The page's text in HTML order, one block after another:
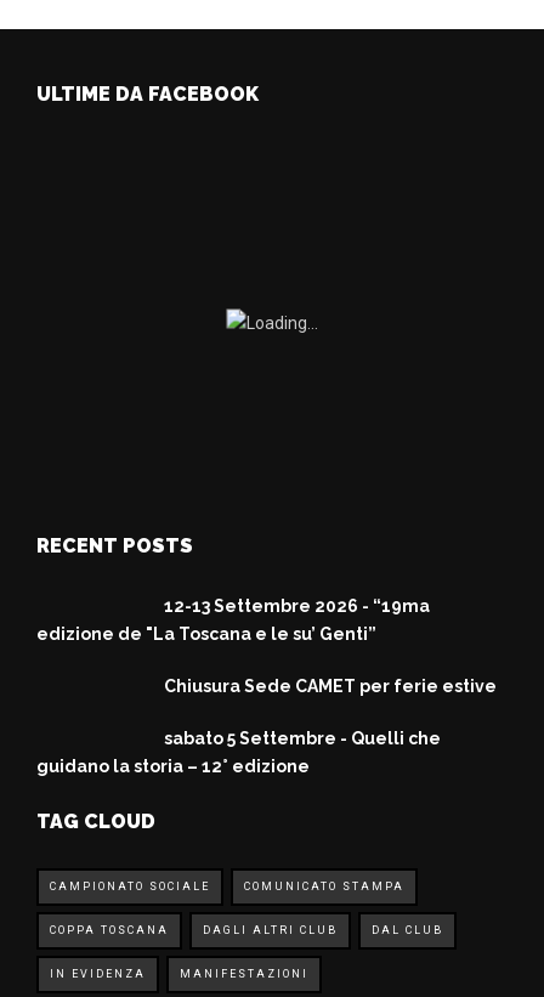
ULTIME DA FACEBOOK
RECENT POSTS
12-13 Settembre 2026 - “19ma
edizione de "La Toscana e le su’ Genti”
Chiusura Sede CAMET per ferie estive
sabato 5 Settembre - Quelli che
guidano la storia – 12° edizione
TAG CLOUD
CAMPIONATO SOCIALE COMUNICATO STAMPA
COPPA TOSCANA DAGLI ALTRI CLUB DAL CLUB
IN EVIDENZA MANIFESTAZIONI